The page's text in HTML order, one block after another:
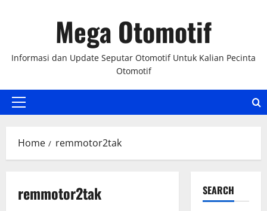
Mega Otomotif
Informasi dan Update Seputar Otomotif Untuk Kalian Pecinta
Otomotif
Primary
Home remmotor2tak
remmotor2tak SEARCH